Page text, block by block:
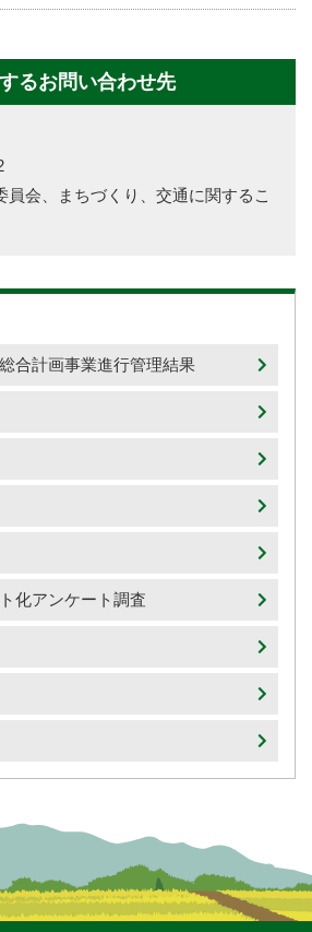
るお問い合わせ先
員会、まちづくり、交通に関するこ
合計画事業進行管理結果
化アンケート調査